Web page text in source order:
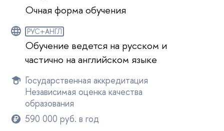
Очная форма обучения
РУС+АНГЛ
Обучение ведется на русском и
частично на английском языке
Государственная аккредитация
Независимая оценка качества
образования
590 000 руб. в год